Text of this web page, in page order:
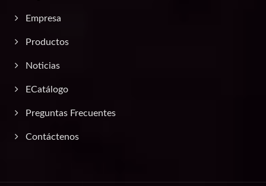
Empresa
Productos
Noticias
ECatálogo
Preguntas Frecuentes
Contáctenos